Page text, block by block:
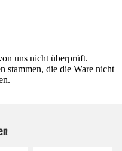
uns nicht überprüft.
stammen, die die Ware nicht